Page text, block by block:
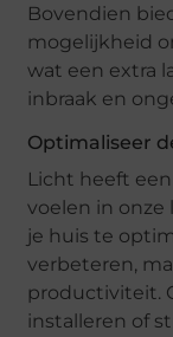
Bovendien
mogelijkheid
wat een extra
inbraak en
Optimaliseer
Licht heeft
voelen in onze
je huis te
verbeteren,
productiviteit.
installeren of